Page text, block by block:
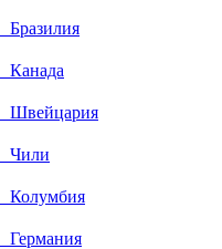
Бразилия
Канада
Швейцария
Чили
Колумбия
Германия